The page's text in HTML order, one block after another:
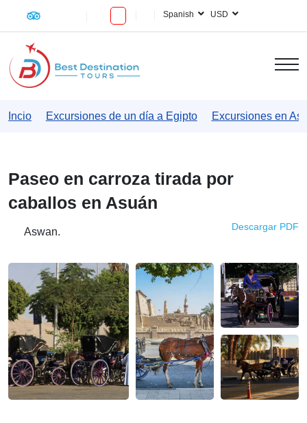
Spanish USD
Incio Excursiones de un día a Egipto Excursiones en
Paseo en carroza tirada por
caballos en Asuán
Aswan. Descargar PDF